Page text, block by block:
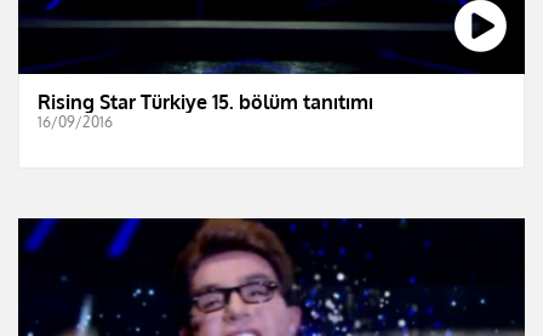
Rising Star Türkiye 15. bölüm tanıtımı
16/09/2016